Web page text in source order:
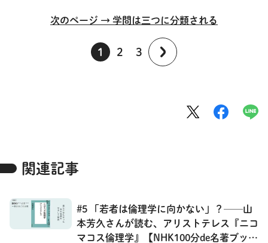
次のページ → 学問は三つに分類される
1 2 3
関連記事
#5 「若者は倫理学に向かない」？──山
本芳久さんが読む、アリストテレス『ニコ
マコス倫理学』【NHK100分de名著ブック